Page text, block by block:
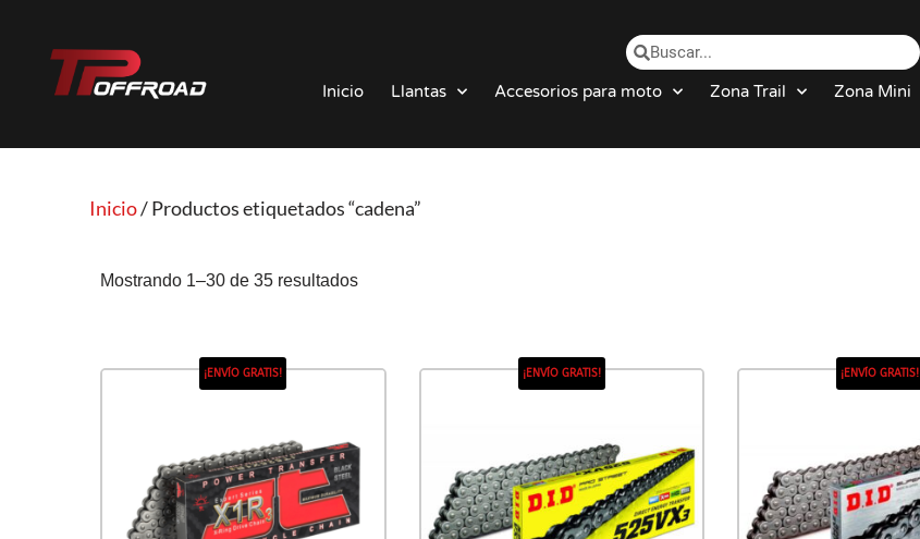
Saltar
Inicio Llantas Accesorios para moto Zona Trail Zona Mini
Inicio/ Productos etiquetados “cadena”
Mostrando 1–30 de 35 resultados
¡ENVÍO GRATIS! ¡ENVÍO GRATIS! ¡ENVÍO GRATIS!